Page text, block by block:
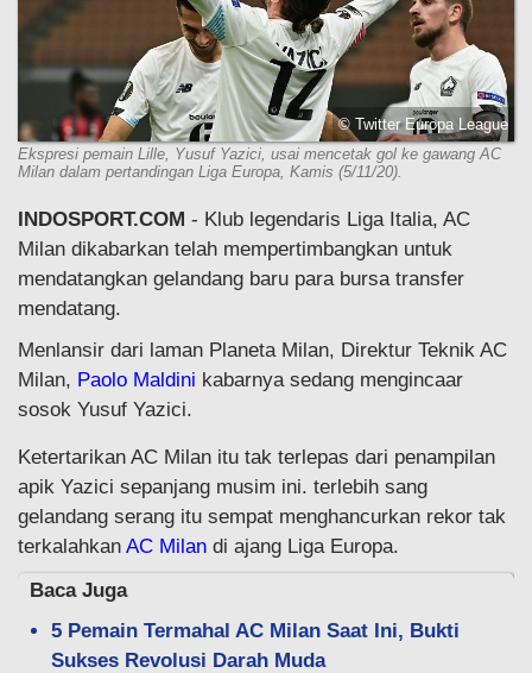
© Twitter Europa League
Ekspresi pemain Lille, Yusuf Yazici, usai mencetak gol ke gawang AC
Milan dalam pertandingan Liga Europa, Kamis (5/11/20).
INDOSPORT.COM - Klub legendaris Liga Italia, AC
Milan dikabarkan telah mempertimbangkan untuk
mendatangkan gelandang baru para bursa transfer
mendatang.
Menlansir dari laman Planeta Milan, Direktur Teknik AC
Milan, Paolo Maldini kabarnya sedang mengincaar
sosok Yusuf Yazici.
Ketertarikan AC Milan itu tak terlepas dari penampilan
apik Yazici sepanjang musim ini. terlebih sang
gelandang serang itu sempat menghancurkan rekor tak
terkalahkan AC Milan di ajang Liga Europa.
Baca Juga
5 Pemain Termahal AC Milan Saat Ini, Bukti
Sukses Revolusi Darah Muda